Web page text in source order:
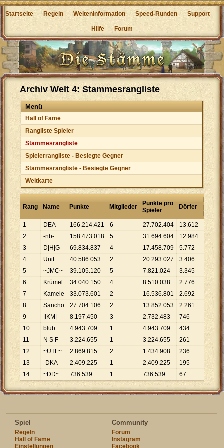
Startseite - Regeln - Welteninformation - Speed-Runden - Support -
Hilfe - Forum
Archiv Welt 4: Stammesrangliste
Menü
Hall of Fame
Rangliste Spieler
Stammesrangliste
Spielerrangliste - Besiegte Gegner
Stammesrangliste - Besiegte Gegner
Weltkarte
Rang Name Punkte Mitglieder
Punkte pro
Spieler
Dörfer
Punkte
pro
Dorf
1
DEA 166.214.421 6 27.702.404 13.612
2
-nb- 158.473.018 5 31.694.604 12.984 12
205
3
D|H|G 69.834.837 4 17.458.709 5.772
099
4
Unit 40.586.053 2 20.293.027 3.406 11
5
~JMC~ 39.105.120 5 7.821.024 3.345
691
6
Krümel 34.040.150 4 8.510.038 2.776 12
262
7
Kamele 33.073.601 2 16.536.801 2.692 12
8
Sancho 27.704.106 2 13.852.053 2.261
253
9
|IKM| 8.197.450 3 2.732.483 746 10 . 989
10
blub 4.943.709 1 4.943.709 434 .
11
N S F 3.224.655 1 3.224.655 261
355
12
~UTF~ 2.869.815 2 1.434.908 236 .
13
-DKA- 2.409.225 1 2.409.225 195 12
355
14
~DD~ 736.539 1 736.539 67 993
Spiel
Regeln
Hall of Fame
Community
Forum
Instagram